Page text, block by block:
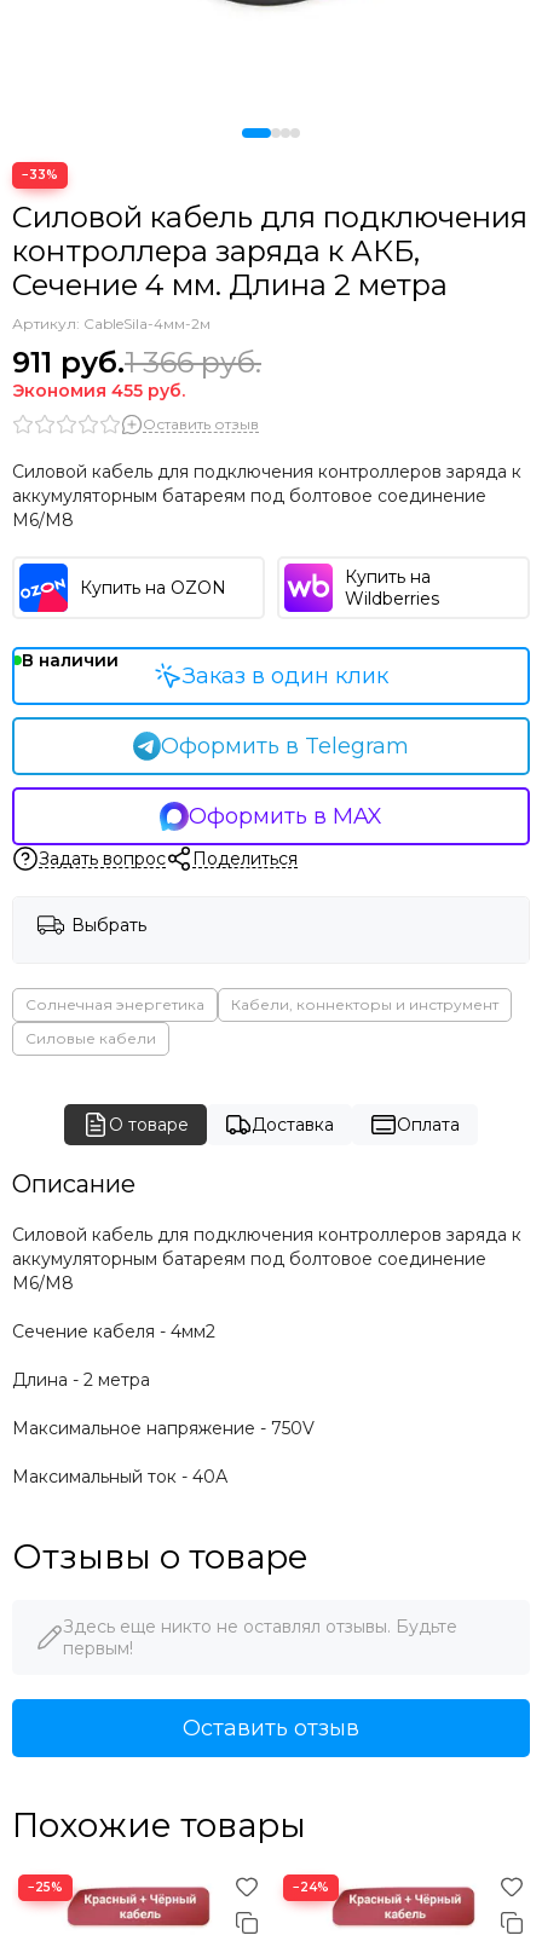
−33%
Силовой кабель для подключения
контроллера заряда к АКБ,
Сечение 4 мм. Длина 2 метра
Артикул: CableSila-4мм-2м
911 руб.1 366руб.
Экономия 455 руб.
Оставить отзыв
Cиловой кабель для подключения контроллеров заряда к
аккумуляторным батареям под болтовое соединение
M6/M8
Купить на OZON
Купить на
Wildberries
В наличии
Оформить в Telegram
Оформить в MAX
Заказ в один клик
Задать вопрос Поделиться
Выбрать
Солнечная энергетика
Кабели, коннекторы и инструмент
Силовые кабели
О товаре Доставка Оплата
Описание
Силовой кабель для подключения контроллеров заряда к
аккумуляторным батареям под болтовое соединение
M6/M8
Сечение кабеля - 4мм2
Длина - 2 метра
Максимальное напряжение - 750V
Максимальный ток - 40А
Отзывы о товаре
Здесь еще никто не оставлял отзывы. Будьте
первым!
Оставить отзыв
Похожие товары
−25% −24%